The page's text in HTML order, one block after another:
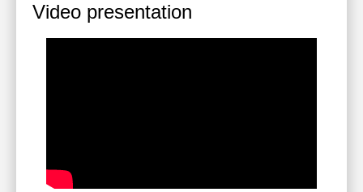
Video presentation